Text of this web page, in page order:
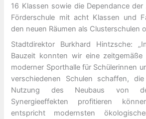
16 Klassen sowie die Dependance
Förderschule mit acht Klassen und
den neuen Räumen als Clusterschulen
Stadtdirektor Burkhard Hintzsche:
Bauzeit konnten wir eine zeitgemäße
moderner Sporthalle für Schülerinnen
verschiedenen Schulen schaffen,
Nutzung des Neubaus von
Synergieeffekten profitieren
entspricht modernsten